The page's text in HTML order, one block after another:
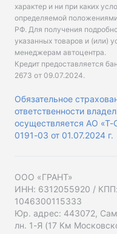
характер и ни при каких
определяемой
РФ. Для получения
указанных товаров и (или)
менеджерам автоцентра.
Кредит предоставляется
2673 от 09.07.2024.
Обязательное
ответственности
осуществляется АО
0191-03 от 01.07.2024 г.
ООО «ГРАНТ»
ИНН: 6312055920 /
1046300115333
Юр. адрес: 443072,
лн. 1-Я (17 Км